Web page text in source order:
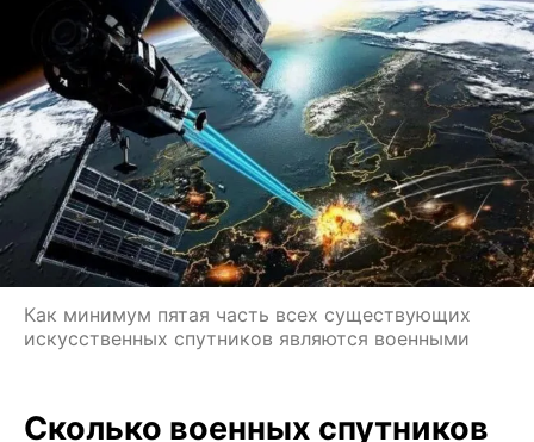
Как минимум пятая часть всех существующих
искусственных спутников являются военными
Сколько военных спутников